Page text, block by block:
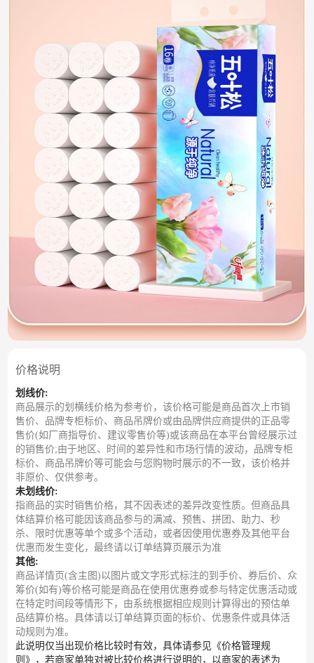
价格说明
划线价:
商品展示的划横线价格为参考价，该价格可能是商品首次上市销
售价、品牌专柜标价、商品吊牌价或由品牌供应商提供的正品零
售价(如厂商指导价、建议零售价等)或该商品在本平台曾经展示过
的销售价;由于地区、时间的差异性和市场行情的波动，品牌专柜
标价、商品吊牌价等可能会与您购物时展示的不一致，该价格并
非原价、仅供参考。
未划线价:
指商品的实时销售价格，其不因表述的差异改变性质。但商品具
体结算价格可能因该商品参与的满减、预售、拼团、助力、秒
杀、限时优惠等单个或多个活动，或者因使用优惠券及其他平台
优惠而发生变化，最终请以订单结算页展示为准
其他:
商品详情页(含主图)以图片或文字形式标注的到手价、券后价、众
筹价(如有)等价格可能是商品在使用优惠券或参与特定优惠活动或
在特定时间段等情形下，由系统根据相应规则计算得出的预估单
品结算价格。具体请以订单结算页面的标价、优惠条件或具体活
动规则为准。
此说明仅当出现价格比较时有效，具体请参见《价格管理规
则》，若商家单独对被比较价格进行说明的，以商家的表述为